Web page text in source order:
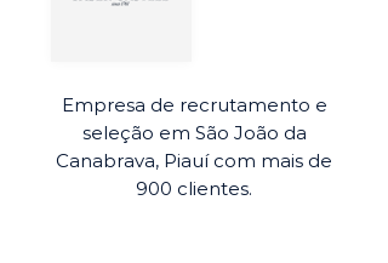
Empresa de recrutamento e
seleção em São João da
Canabrava, Piauí com mais de
900 clientes.